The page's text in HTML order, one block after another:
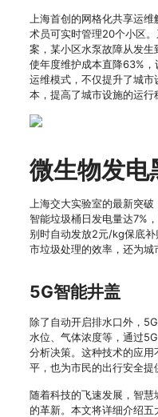
上海首创的网格化共享运
术员可实时管理20个小区
案，某小区水泵故障从发
使年度维护成本直降63%
运维模式，不仅提升了城
本，提高了城市设施的运行
微生物发电
上海交大实验室的最新突
智能垃圾桶日发电量达7%
别时自动发放2元/kg保底
市垃圾处理的效率，还为城
5G智能井盖
除了自动开启排水口外，
水位、气体浓度等，通过
分析决策。这种技术的应
平，也为市民的出行安全提
随着科技的飞速发展，智
的革新。本文将详细介绍